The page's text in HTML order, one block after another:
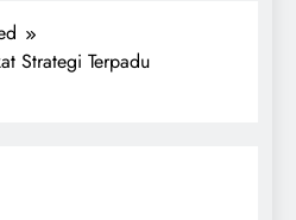
Strategi Terpadu